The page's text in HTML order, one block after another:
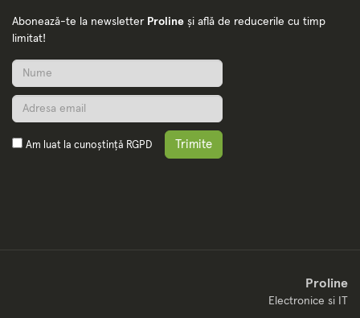
Abonează-te la newsletter Proline și află de reducerile cu timp
limitat!
Am luat la cunoștință RGPD Trimite
Proline
Electronice si IT